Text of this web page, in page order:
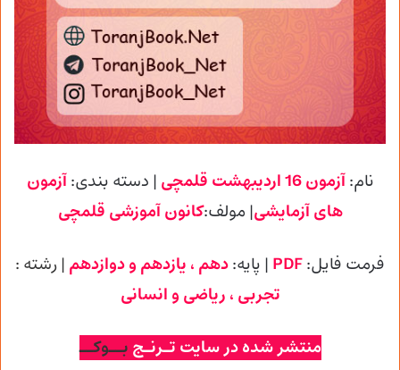
نام:آزمون 16 اردیبهشت قلمچی | دسته بندی:آزمون
های آزمایشی| مولف:کانون آموزشی قلمچی
فرمت فایل:PDF | پایه:دهم ، یازدهم و دوازدهم | رشته :
تجربی ، ریاضی و انسانی
منتشر شده در سایت تـرنـج بــوکــ